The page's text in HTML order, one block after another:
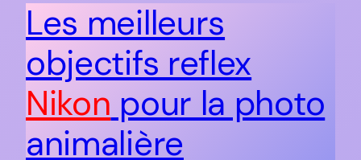
Les meilleurs
objectifs reflex
Nikon pour la photo
animalière